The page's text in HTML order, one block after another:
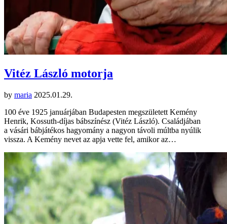
Vitéz László motorja
by maria 2025.01.29.
100 éve 1925 januárjában Budapesten megszületett Kemény
Henrik, Kossuth-díjas bábszínész (Vitéz László). Családjában
a vásári bábjátékos hagyomány a nagyon távoli múltba nyúlik
vissza. A Kemény nevet az apja vette fel, amikor az…